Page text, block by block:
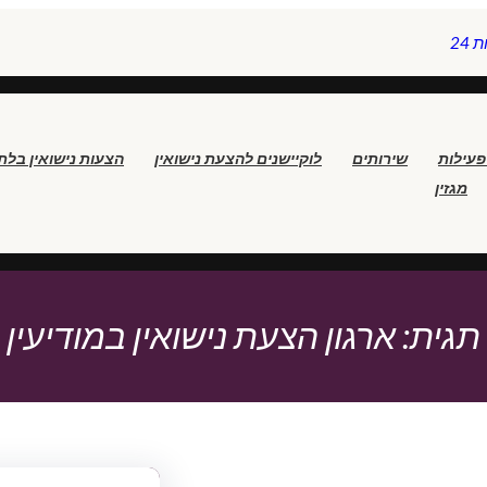
פעילות שירותים לוקיישנים להצעת נישואין
הצעות נישואין
מגזין
תגית:ארגון הצעת נישואין במודיעין